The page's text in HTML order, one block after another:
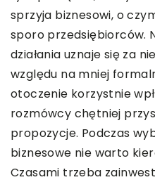
sprzyja biznesowi, o
sporo przedsiębiorców.
działania uznaje się za
względu na mniej
otoczenie korzystnie
rozmówcy chętniej
propozycje. Podczas
biznesowe nie warto
Czasami trzeba